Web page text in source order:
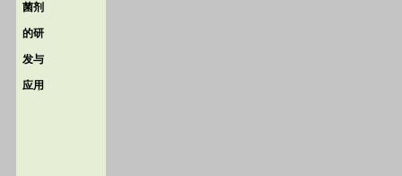
菌剂
的研
发与
应用